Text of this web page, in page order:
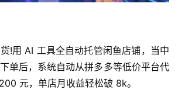
!用 AI 工具全自动托管闲鱼店铺，当中
单后，系统自动从拼多多等低价平台代
元，单店月收益轻松破 8k。